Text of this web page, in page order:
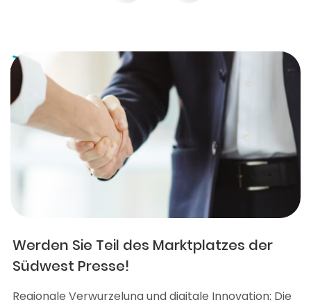
Werden Sie Teil des Marktplatzes der
Südwest Presse!
Regionale Verwurzelung und digitale Innovation: Die